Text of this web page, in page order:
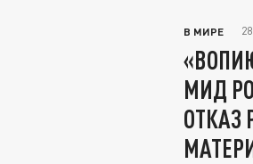
В МИРЕ
МИД
ОТКАЗ